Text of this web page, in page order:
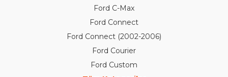
Ford C-Max
Ford Connect
Ford Connect (2002-2006)
Ford Courier
Ford Custom